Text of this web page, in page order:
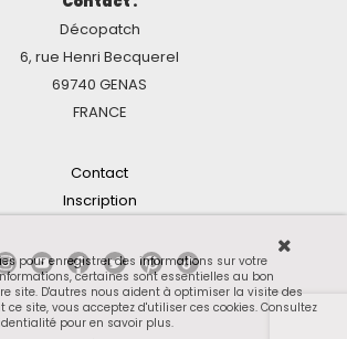
Décopatch
6, rue Henri Becquerel
69740 GENAS
FRANCE
Contact
Inscription
pour enregistrer des informations sur votre
certaines sont essentielles au bon
site. D'autres nous aident à optimiser la visite des
site, vous acceptez d'utiliser ces cookies. Consultez
pour en savoir plus.